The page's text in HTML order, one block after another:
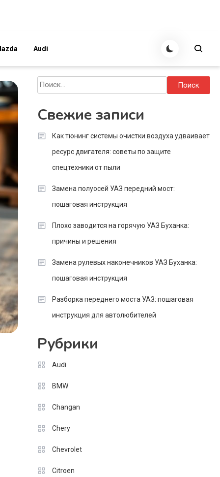
Audi
Найти:
Свежие записи
Как тюнинг системы очистки воздуха удваивает
ресурс двигателя: советы по защите
спецтехники от пыли
Замена полуосей УАЗ передний мост:
пошаговая инструкция
Плохо заводится на горячую УАЗ Буханка:
причины и решения
Замена рулевых наконечников УАЗ Буханка:
пошаговая инструкция
Разборка переднего моста УАЗ: пошаговая
инструкция для автолюбителей
Рубрики
Audi
BMW
Changan
Chery
Chevrolet
Citroen